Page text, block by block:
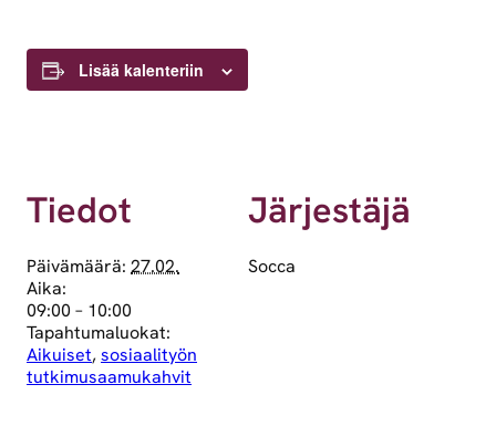
Lisää kalenteriin
Tiedot
Päivämäärä: 27.02.
Aika:
09:00 – 10:00
Tapahtumaluokat:
Aikuiset,sosiaalityön
tutkimusaamukahvit
Järjestäjä
Socca